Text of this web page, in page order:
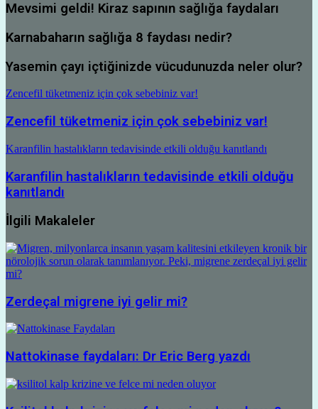
Mevsimi geldi! Kiraz sapının sağlığa faydaları
Karnabaharın sağlığa 8 faydası nedir?
Yasemin çayı içtiğinizde vücudunuzda neler olur?
Zencefil tüketmeniz için çok sebebiniz var!
Zencefil tüketmeniz için çok sebebiniz var!
Karanfilin hastalıkların tedavisinde etkili olduğu kanıtlandı
Karanfilin hastalıkların tedavisinde etkili olduğu
kanıtlandı
İlgili Makaleler
Zerdeçal migrene iyi gelir mi?
Nattokinase faydaları: Dr Eric Berg yazdı